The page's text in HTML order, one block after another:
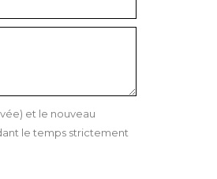
et le nouveau
le temps strictement